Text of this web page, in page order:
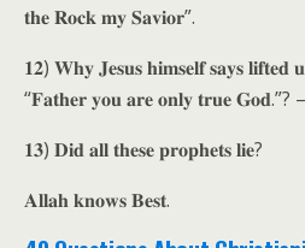
𝐭𝐡𝐞 𝐑𝐨𝐜𝐤 𝐦𝐲 𝐒𝐚𝐯𝐢𝐨𝐫”.
𝟏𝟐) 𝐖𝐡𝐲 𝐉𝐞𝐬𝐮𝐬 𝐡𝐢𝐦𝐬𝐞𝐥𝐟 𝐬𝐚𝐲𝐬 𝐥𝐢𝐟𝐭𝐞𝐝
“𝐅𝐚𝐭𝐡𝐞𝐫 𝐲𝐨𝐮 𝐚𝐫𝐞 𝐨𝐧𝐥𝐲 𝐭𝐫𝐮𝐞 𝐆𝐨𝐝.”?
𝟏𝟑) 𝐃𝐢𝐝 𝐚𝐥𝐥 𝐭𝐡𝐞𝐬𝐞 𝐩𝐫𝐨𝐩𝐡𝐞𝐭𝐬 𝐥𝐢𝐞?
𝐀𝐥𝐥𝐚𝐡 𝐤𝐧𝐨𝐰𝐬 𝐁𝐞𝐬𝐭.